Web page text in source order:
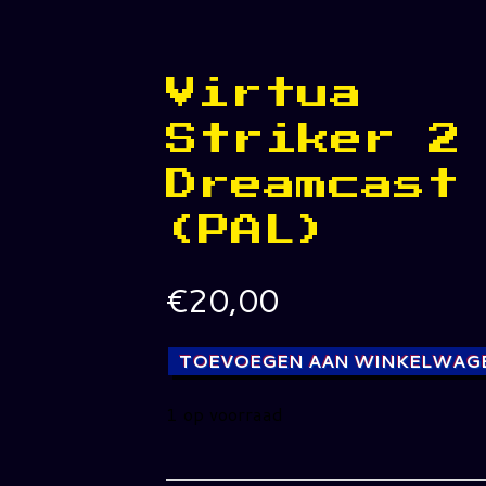
Virtua
Striker 2
Dreamcast
(PAL)
€20,00
TOEVOEGEN AAN
1 op voorraad
Striker